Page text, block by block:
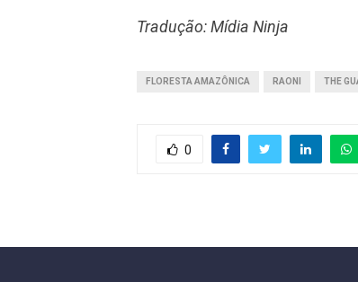
Tradução: Mídia Ninja
FLORESTA AMAZÔNICA RAONI THE
0